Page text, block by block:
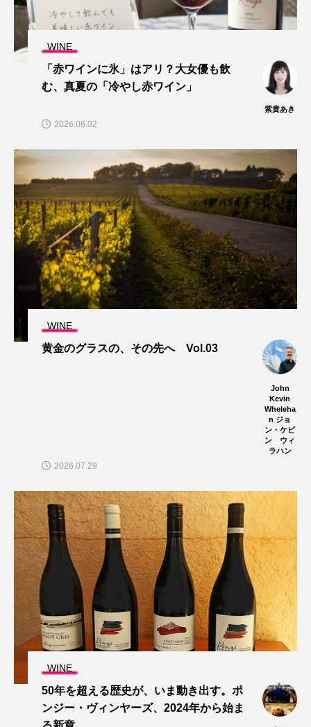
WINE
「赤ワインに氷」はアリ？大女優も飲
む、真夏の「冷やし赤ワイン」
紫貴あき
2026.08.02
WINE
黄金のグラスの、その先へ Vol.03
John
Kevin
Wheleha
n ジョ
ン・ケビ
ン ウィ
ラハン
2026.07.29
WINE
50年を超える歴史が、いま動き出す。ポ
ンジー・ヴィンヤーズ、2024年から始ま